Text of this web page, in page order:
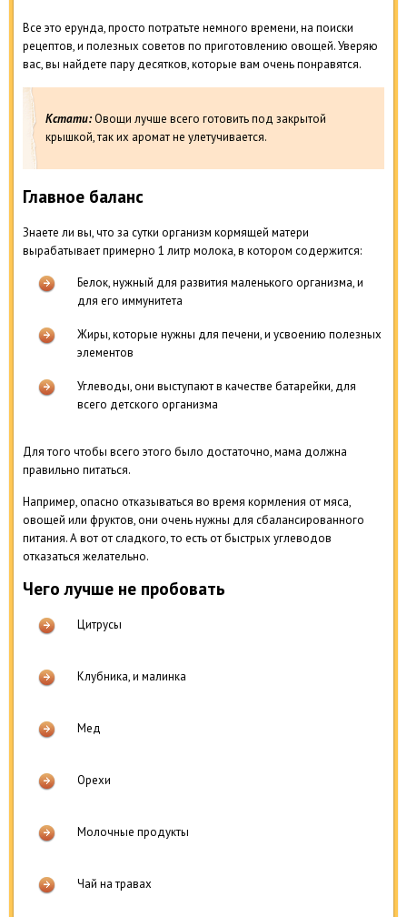
Все это ерунда, просто потратьте немного времени, на поиски
рецептов, и полезных советов по приготовлению овощей. Уверяю
вас, вы найдете пару десятков, которые вам очень понравятся.
Кстати:Овощи лучше всего готовить под закрытой
крышкой, так их аромат не улетучивается.
Главное баланс
Знаете ли вы, что за сутки организм кормящей матери
вырабатывает примерно 1 литр молока, в котором содержится:
Белок, нужный для развития маленького организма, и
для его иммунитета
Жиры, которые нужны для печени, и усвоению полезных
элементов
Углеводы, они выступают в качестве батарейки, для
всего детского организма
Для того чтобы всего этого было достаточно, мама должна
правильно питаться.
Например, опасно отказываться во время кормления от мяса,
овощей или фруктов, они очень нужны для сбалансированного
питания. А вот от сладкого, то есть от быстрых углеводов
отказаться желательно.
Чего лучше не пробовать
Цитрусы
Клубника, и малинка
Мед
Орехи
Молочные продукты
Чай на травах